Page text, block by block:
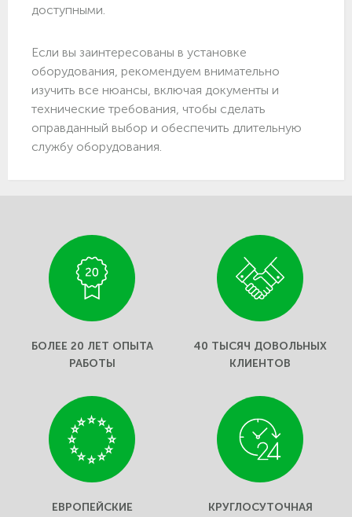
доступными.
Если вы заинтересованы в установке
оборудования, рекомендуем внимательно
изучить все нюансы, включая документы и
технические требования, чтобы сделать
оправданный выбор и обеспечить длительную
службу оборудования.
БОЛЕЕ 20 ЛЕТ ОПЫТА
РАБОТЫ
40 ТЫСЯЧ ДОВОЛЬНЫХ
КЛИЕНТОВ
ЕВРОПЕЙСКИЕ
КРУГЛОСУТОЧНАЯ